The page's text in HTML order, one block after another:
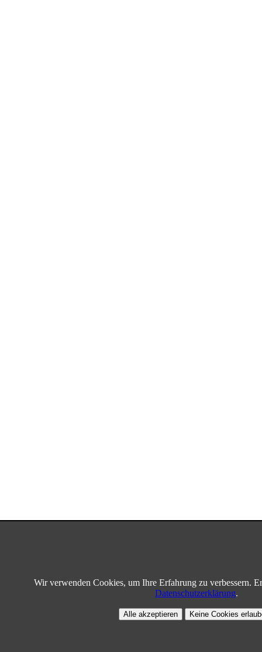
Wir verwenden Cookies, um Ihre Erfahrung zu verbessern.
Datenschutzerklärung.
Alle akzeptieren Keine Cookies